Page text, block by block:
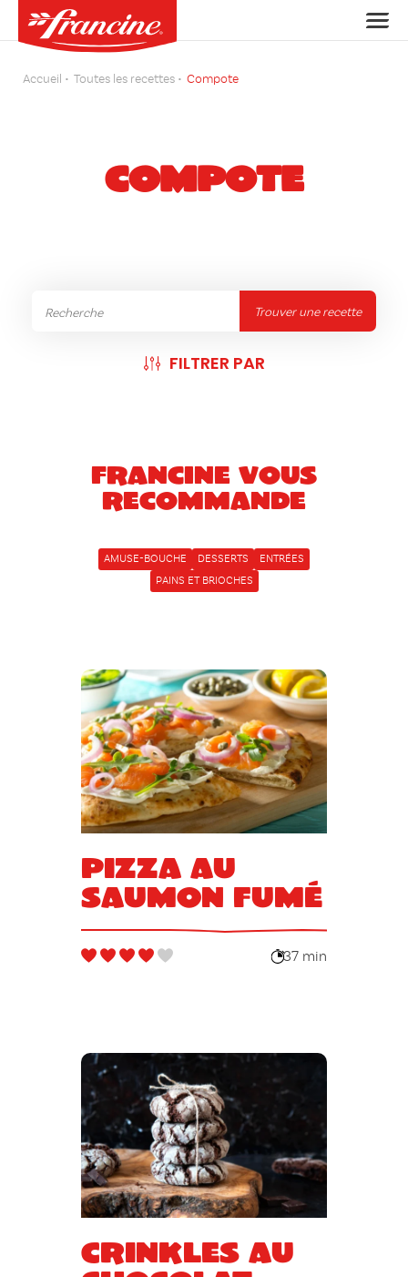
Accueil Toutes les recettes Compote
COMPOTE
Trouver une recette
FILTRER PAR
Francine vous
recommande
AMUSE-BOUCHE DESSERTS
ENTRÉES
PAINS ET BRIOCHES
Pizza au
saumon fumé
37 min
Crinkles au